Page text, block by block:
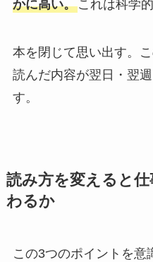
かに高い。これは科学
本を閉じて思い出す。
読んだ内容が翌日・翌
す。
読み方を変えると
わるか
この3つのポイントを意